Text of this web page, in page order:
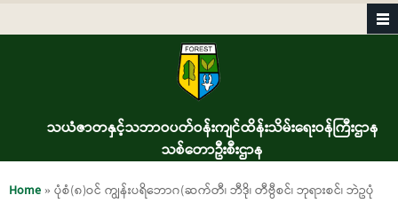
သယံဇာတနှင့်သဘာဝပတ်ဝန်းကျင်ထိန်းသိမ်းရေးဝန်ကြီးဌာန
သစ်တောဦးစီးဌာန
You are here
Home» ပုံစံ(၈)ဝင် ကျွန်းပရိဘောဂ(ဆက်တီ၊ ဘီဒို၊ တီဗွီစင်၊ ဘုရားစင်၊ ဘဲဥပုံ